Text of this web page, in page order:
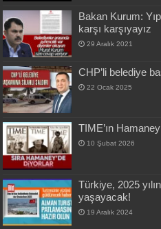
Bakan Kurum:
karşı karşıyayız
29 Aralık 2021
CHP’li belediye
22 Ocak 2025
TIME’ın
10 Şubat 2026
Türkiye, 2025
yaşayacak!
19 Aralık 2024